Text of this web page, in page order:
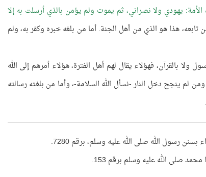
يهودي ولا نصراني، ثم يموت ولم يؤمن بالذي أرسلت به إلا
هذا هو الذي من أهل الجنة. أما من بلغه خبره وكفر به، ولم
بالقرآن، فهؤلاء يقال لهم أهل الفترة، هؤلاء أمرهم إلى الله
لم ينجح دخل النار -نسأل الله السلامة-، وأما من بلغته رسالته
.
رسول الله صلى الله عليه وسلم، برقم 7280.
صلى الله عليه وسلم برقم 153.